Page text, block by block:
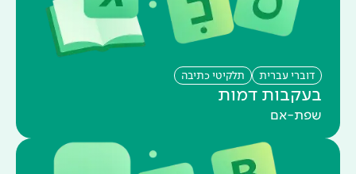
דוברי עברית תלקיטי כתיבה
בעקבות דמות
שפת-אם